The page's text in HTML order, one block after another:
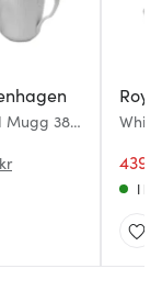
Mugg 38
med
439
I